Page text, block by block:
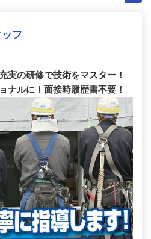
フ
実の研修で技術をマスター！
ナルに！面接時履歴書不要！